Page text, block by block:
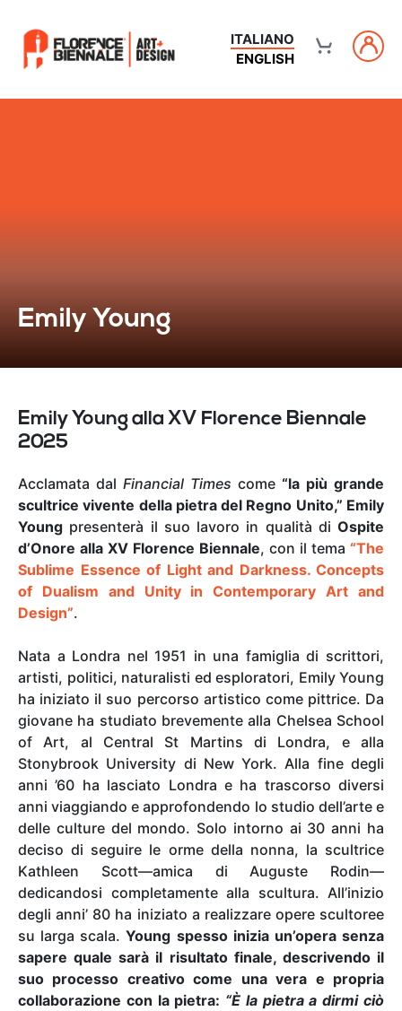
ITALIANO
ENGLISH
Emily Young
Emily Young alla XV Florence Biennale
2025
Acclamata dal Financial Times come “la più grande
scultrice vivente della pietra del Regno Unito,” Emily
Young presenterà il suo lavoro in qualità di Ospite
d’Onore alla XV Florence Biennale, con il tema “The
Sublime Essence of Light and Darkness. Concepts
of Dualism and Unity in Contemporary Art and
Design”.
Nata a Londra nel 1951 in una famiglia di scrittori,
artisti, politici, naturalisti ed esploratori, Emily Young
ha iniziato il suo percorso artistico come pittrice. Da
giovane ha studiato brevemente alla Chelsea School
of Art, al Central St Martins di Londra, e alla
Stonybrook University di New York. Alla fine degli
anni ’60 ha lasciato Londra e ha trascorso diversi
anni viaggiando e approfondendo lo studio dell’arte e
delle culture del mondo. Solo intorno ai 30 anni ha
deciso di seguire le orme della nonna, la scultrice
Kathleen Scott—amica di Auguste Rodin—
dedicandosi completamente alla scultura. All’inizio
degli anni’ 80 ha iniziato a realizzare opere scultoree
su larga scala.Young spesso inizia un’opera senza
sapere quale sarà il risultato finale, descrivendo il
suo processo creativo come una vera e propria
collaborazione con la pietra: “È la pietra a dirmi ciò